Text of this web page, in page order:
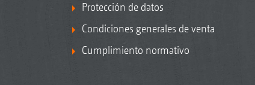
Protección de datos
Condiciones generales de venta
Cumplimiento normativo